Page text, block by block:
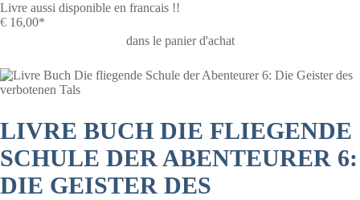
Livre aussi disponible en francais !!
€ 16,00*
dans le panier d'achat
LIVRE BUCH DIE FLIEGENDE
SCHULE DER ABENTEURER 6:
DIE GEISTER DES